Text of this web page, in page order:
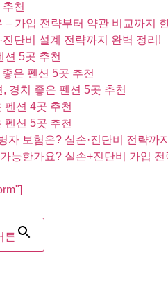
천
– 가입 전략부터 약관 비교까지
단비 설계 전략까지 완벽 정리!
션 5곳 추천
은 펜션 5곳 추천
경치 좋은 펜션 5곳 추천
펜션 4곳 추천
펜션 5곳 추천
자 보험은? 실손·진단비 전략까
능한가요? 실손+진단비 가입
튼